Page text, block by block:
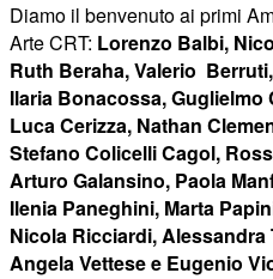
Diamo il benvenuto ai primi
Arte CRT: Lorenzo Balbi,
Ruth Beraha, Valerio
Ilaria Bonacossa, Guglielmo
Luca Cerizza, Nathan
Stefano Colicelli Cagol,
Arturo Galansino, Paola
Ilenia Paneghini, Marta
Nicola Ricciardi,
Angela Vettese e Eugenio